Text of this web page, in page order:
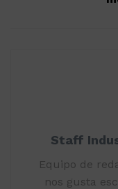
Staff
Equipo de
nos gusta